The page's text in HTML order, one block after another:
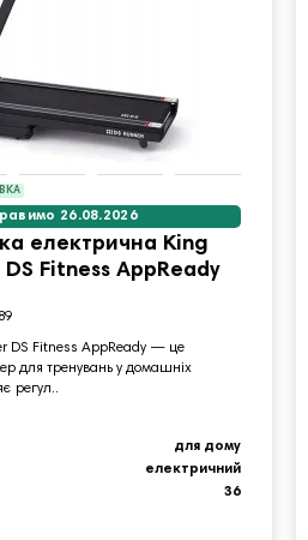
26.08.2026
електрична King
Fitness AppReady
DS Fitness AppReady — це
для тренувань у домашніх
регул..
для дому
електричний
36